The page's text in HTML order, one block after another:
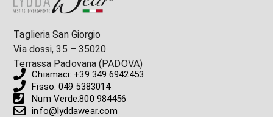
Taglieria San Giorgio
Via dossi, 35 – 35020
Terrassa Padovana (PADOVA)
Chiamaci: +39 349 6942453
Fisso: 049 5383014
Num Verde:800 984456
info@lyddawear.com